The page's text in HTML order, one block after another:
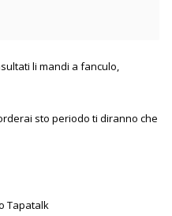
li mandi a fanculo,
sto periodo ti diranno che
Tapatalk